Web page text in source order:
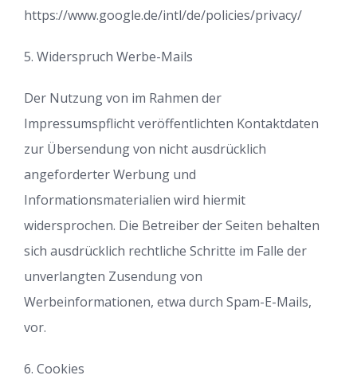
https://www.google.de/intl/de/policies/privacy/
5. Widerspruch Werbe-Mails
Der Nutzung von im Rahmen der
Impressumspflicht veröffentlichten Kontaktdaten
zur Übersendung von nicht ausdrücklich
angeforderter Werbung und
Informationsmaterialien wird hiermit
widersprochen. Die Betreiber der Seiten behalten
sich ausdrücklich rechtliche Schritte im Falle der
unverlangten Zusendung von
Werbeinformationen, etwa durch Spam-E-Mails,
vor.
6. Cookies